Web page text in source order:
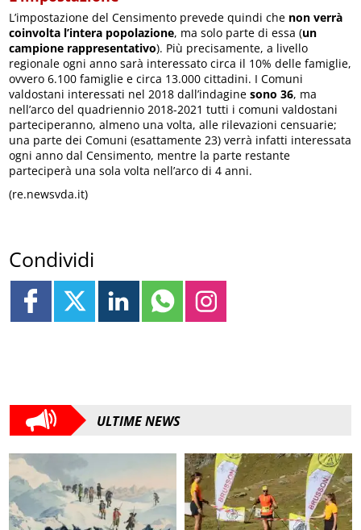
L’impostazione del Censimento prevede quindi che non verrà
coinvolta l’intera popolazione, ma solo parte di essa (un
campione rappresentativo). Più precisamente, a livello
regionale ogni anno sarà interessato circa il 10% delle famiglie,
ovvero 6.100 famiglie e circa 13.000 cittadini. I Comuni
valdostani interessati nel 2018 dall’indaginesono 36, ma
nell’arco del quadriennio 2018-2021 tutti i comuni valdostani
parteciperanno, almeno una volta, alle rilevazioni censuarie;
una parte dei Comuni (esattamente 23) verrà infatti interessata
ogni anno dal Censimento, mentre la parte restante
parteciperà una sola volta nell’arco di 4 anni.
(re.newsvda.it)
Condividi
ULTIME NEWS